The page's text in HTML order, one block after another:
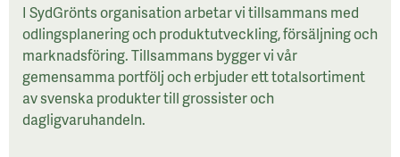
I SydGrönts organisation arbetar vi tillsammans med
odlingsplanering och produktutveckling, försäljning och
marknadsföring. Tillsammans bygger vi vår
gemensamma portfölj och erbjuder ett totalsortiment
av svenska produkter till grossister och
dagligvaruhandeln.